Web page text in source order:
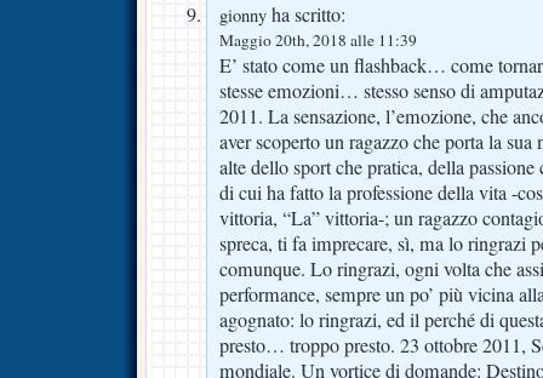
gionny ha scritto:
Maggio 20th, 2018 alle 11:39
E’ stato come un flashback… come
stesse emozioni… stesso senso di
2011. La sensazione, l’emozione, che
aver scoperto un ragazzo che porta la
alte dello sport che pratica, della
di cui ha fatto la professione della vita -
vittoria, “La” vittoria-; un ragazzo
spreca, ti fa imprecare, sì, ma lo ringrazi
comunque. Lo ringrazi, ogni volta che
performance, sempre un po’ più vicina
agognato: lo ringrazi, ed il perché di
presto… troppo presto. 23 ottobre 2011,
mondiale. Un vortice di domande: